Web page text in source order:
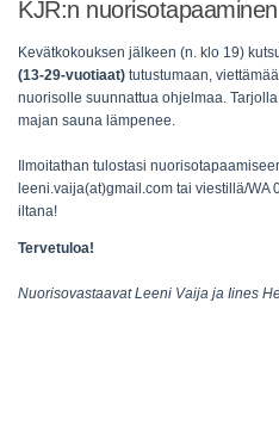
KJR:n nuorisotapaaminen
Kevätkokouksen jälkeen (n. klo 19)
(13-29-vuotiaat) tutustumaan,
nuorisolle suunnattua ohjelmaa.
majan sauna lämpenee.
Ilmoitathan tulostasi
leeni.vaija(at)gmail.com tai viestillä/
iltana!
Tervetuloa!
Nuorisovastaavat Leeni Vaija ja Iines